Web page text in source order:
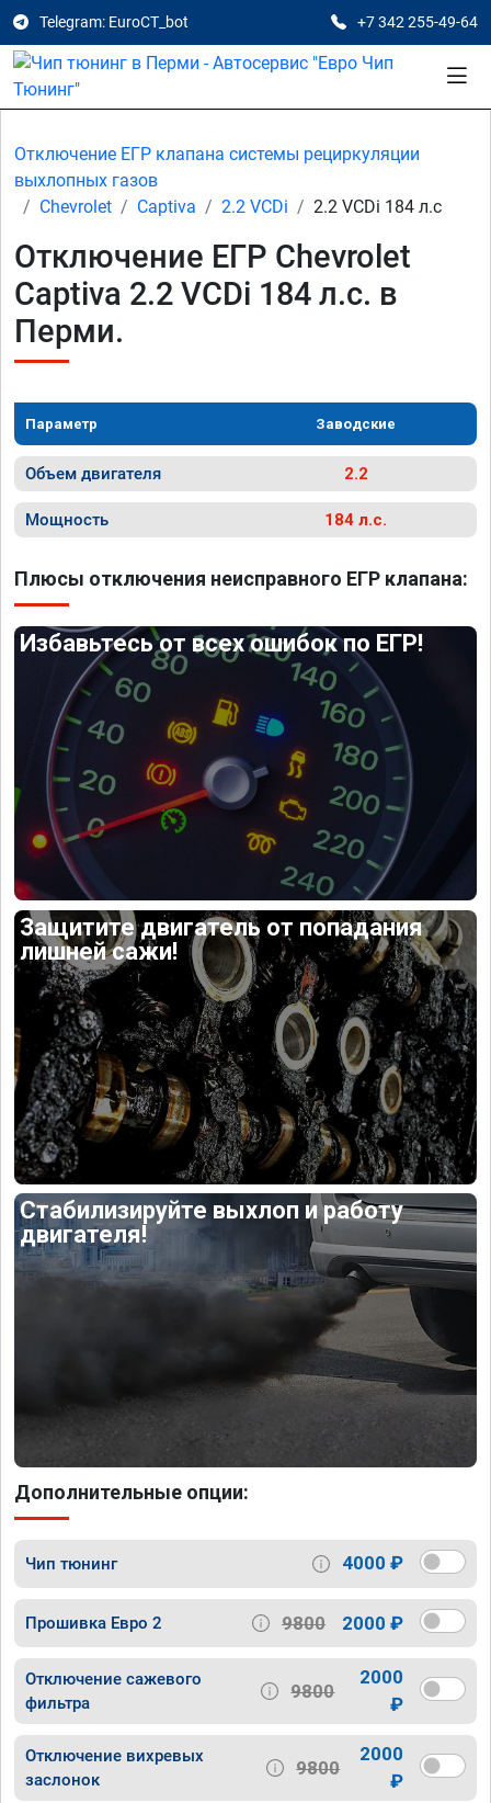
Telegram: EuroCT_bot +7 342 255-49-64
Отключение ЕГР клапана системы рециркуляции
выхлопных газов
Chevrolet
Captiva 2.2 VCDi 2.2 VCDi 184 л.с
Отключение ЕГР Chevrolet
Captiva 2.2 VCDi 184 л.с. в
Перми.
Параметр Заводские
Объем двигателя 2.2
Мощность 184 л.с.
Плюсы отключения неисправного ЕГР клапана:
Избавьтесь от всех ошибок по ЕГР!
Защитите двигатель от попадания
лишней сажи!
Стабилизируйте выхлоп и работу
двигателя!
Дополнительные опции:
Чип тюнинг 4000 ₽
Прошивка Евро 2 9800 2000 ₽
Отключение сажевого
фильтра
9800
2000
₽
Отключение вихревых
заслонок
9800
2000
₽